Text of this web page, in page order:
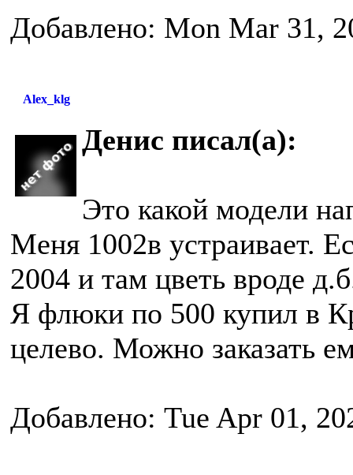
Добавлено: Mon Mar 31,
Alex_klg
Денис писал(а):
Это какой модели
Меня 1002в устраивает.
2004 и там цветь вроде
Я флюки по 500 купил в
целево. Можно заказать
Добавлено: Tue Apr 01,